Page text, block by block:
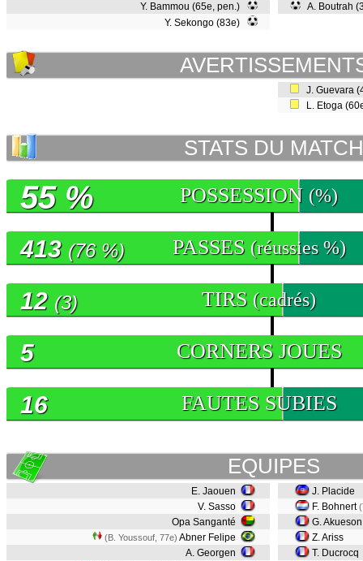
Y. Bammou (65e, pen.)
Y. Sekongo (83e)
A. Boutrah
J. Guevara
L. Etoga
STATS DU MATCH
POSSESSION (%)
55 %
PASSES (réussies %)
413 (76 %)
TIRS (cadrés)
12 (3)
CORNERS JOUES
5
FAUTES SUBIES
16
EQUIPES
E. Jaouen
V. Sasso
Opa Sanganté
(B. Youssouf, 77e) Abner Felipe
A. Georgen
J. Placide
F. Bohnert
G. Akueson
Z. Ariss
T. Ducrocq